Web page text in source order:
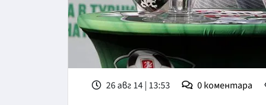
26 авг 14 | 13:53 0коментара